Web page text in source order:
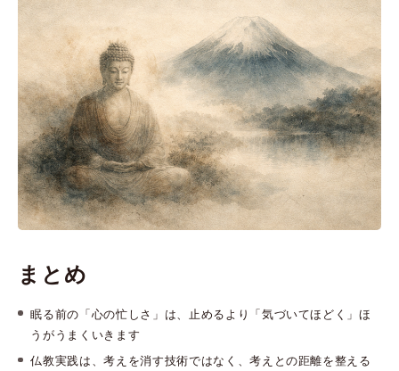
まとめ
眠る前の「心の忙しさ」は、止めるより「気づいてほどく」ほ
うがうまくいきます
仏教実践は、考えを消す技術ではなく、考えとの距離を整える